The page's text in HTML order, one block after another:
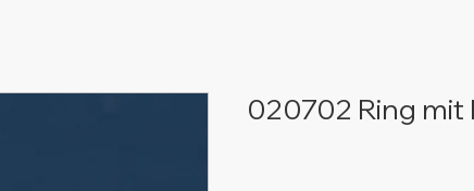
020702 Ring mit